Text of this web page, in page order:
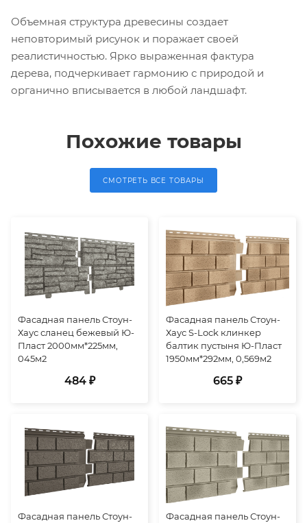
Объемная структура древесины создает
неповторимый рисунок и поражает своей
реалистичностью. Ярко выраженная фактура
дерева, подчеркивает гармонию с природой и
органично вписывается в любой ландшафт.
Похожие товары
СМОТРЕТЬ ВСЕ ТОВАРЫ
Фасадная панель Стоун-
Хаус сланец бежевый Ю-
Пласт 2000мм*225мм,
045м2
484 ₽
Фасадная панель Стоун-
Хаус S-Lock клинкер
балтик пустыня Ю-Пласт
1950мм*292мм, 0,569м2
665 ₽
Фасадная панель Стоун-
Фасадная панель Стоун-